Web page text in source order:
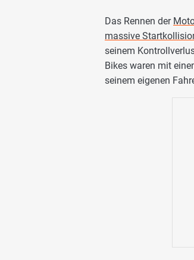
Das Rennen der
massive
seinem
Bikes waren mit
seinem eigenen